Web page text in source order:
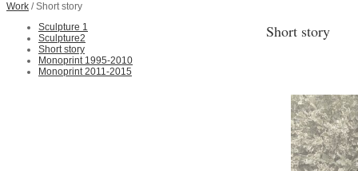
Work / Short story
Sculpture 1
Sculpture2
Short story
Monoprint 1995-2010
Monoprint 2011-2015
Short story